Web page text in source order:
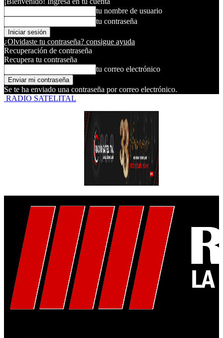
tu nombre de usuario
tu contraseña
¿Olvidaste tu contraseña? consigue ayuda
Recuperación de contraseña
Recupera tu contraseña
tu correo electrónico
Se te ha enviado una contraseña por correo electrónico.
RADIO SATELITAL